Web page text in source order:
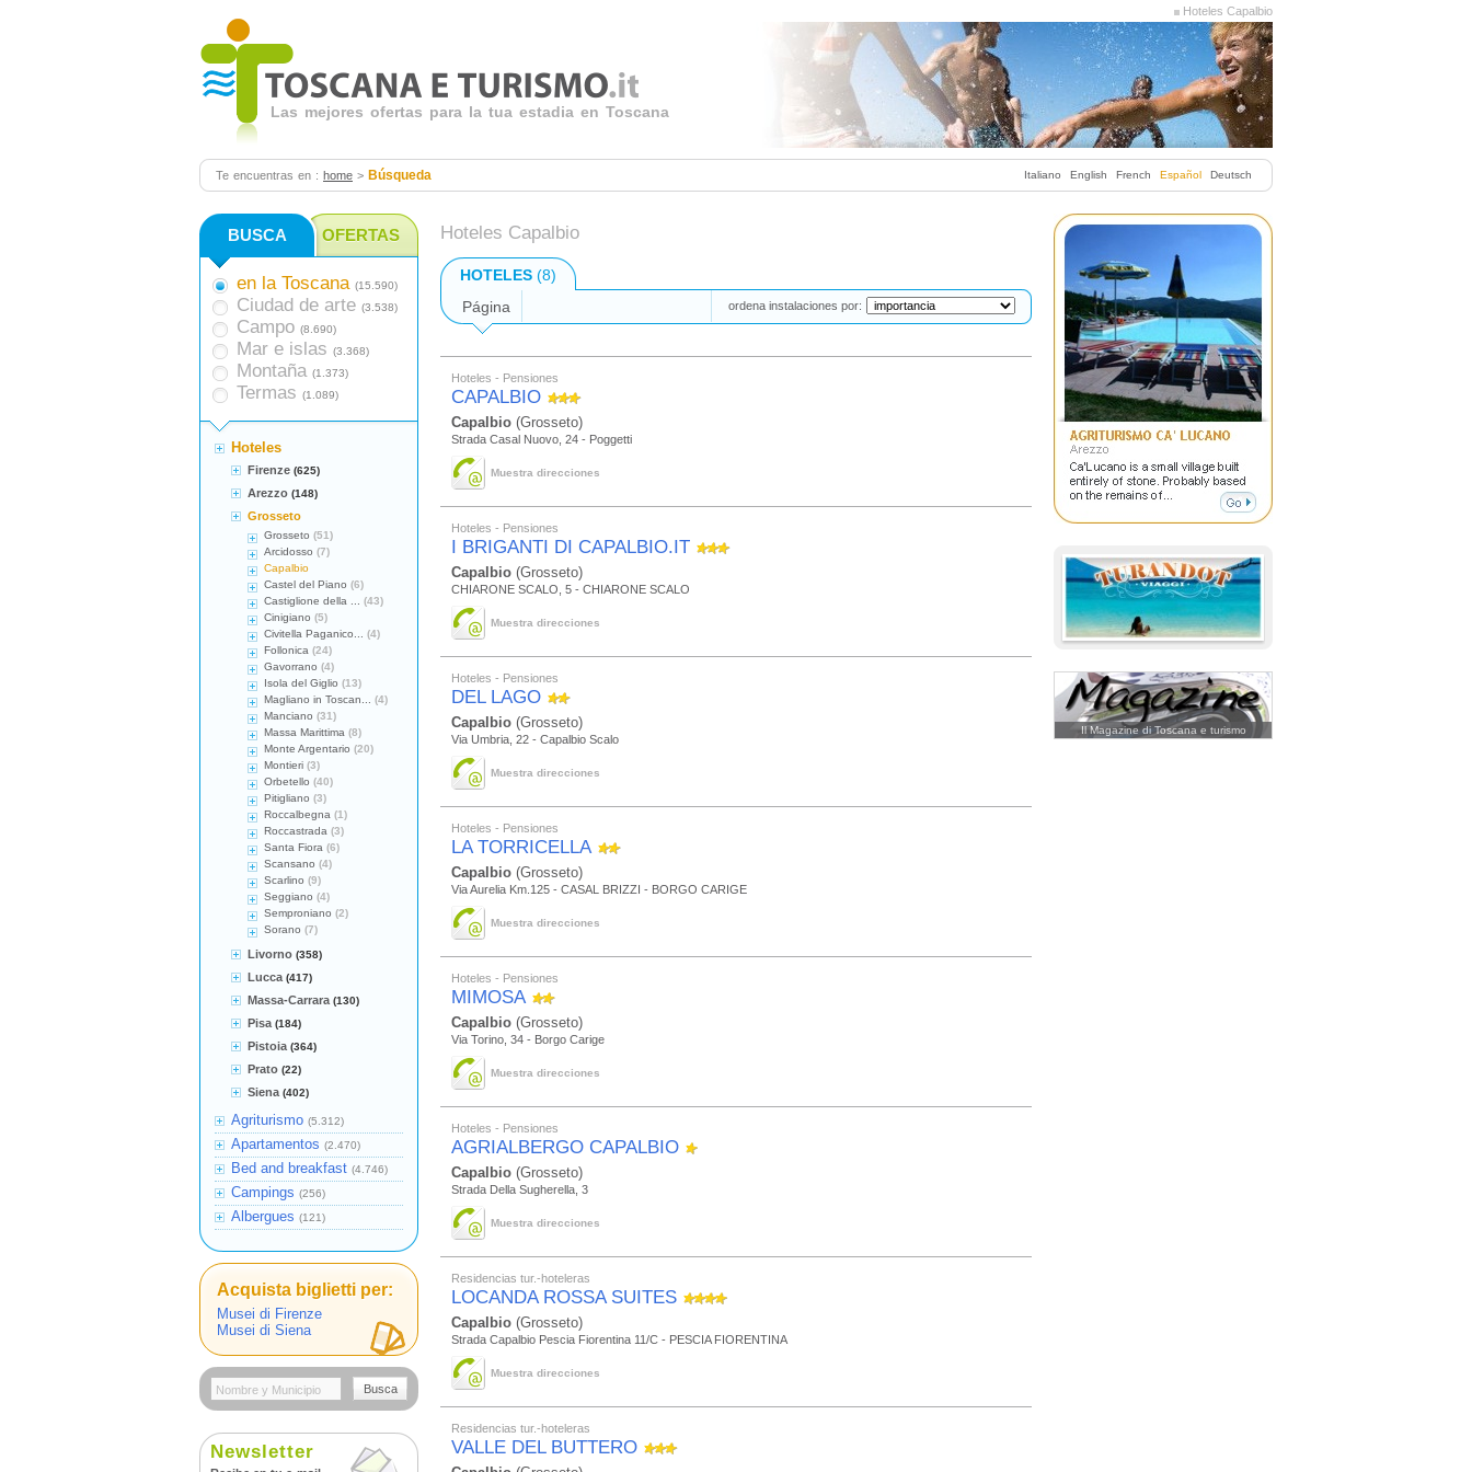
Hoteles Capalbio
Las mejores ofertas para la tua estadia en Toscana
Italiano English French Español Deutsch
Te encuentras en : home > Búsqueda
Hoteles Capalbio
HOTELES (8)
Página
ordena instalaciones por:
Hoteles - Pensiones
CAPALBIO
Capalbio (Grosseto)
Strada Casal Nuovo, 24 - Poggetti
Muestra direcciones
Hoteles - Pensiones
I BRIGANTI DI CAPALBIO.IT
Capalbio (Grosseto)
CHIARONE SCALO, 5 - CHIARONE SCALO
Muestra direcciones
Hoteles - Pensiones
DEL LAGO
Capalbio (Grosseto)
Via Umbria, 22 - Capalbio Scalo
Muestra direcciones
Hoteles - Pensiones
LA TORRICELLA
Capalbio (Grosseto)
Via Aurelia Km.125 - CASAL BRIZZI - BORGO CARIGE
Muestra direcciones
Hoteles - Pensiones
MIMOSA
Capalbio (Grosseto)
Via Torino, 34 - Borgo Carige
Muestra direcciones
Hoteles - Pensiones
AGRIALBERGO CAPALBIO
Capalbio (Grosseto)
Strada Della Sugherella, 3
Muestra direcciones
Residencias tur.-hoteleras
LOCANDA ROSSA SUITES
Capalbio (Grosseto)
Strada Capalbio Pescia Fiorentina 11/C - PESCIA FIORENTINA
Muestra direcciones
Residencias tur.-hoteleras
VALLE DEL BUTTERO
BUSCA OFERTAS
en la Toscana (15.590)
Ciudad de arte (3.538)
Campo (8.690)
Mar e islas (3.368)
Montaña (1.373)
Termas (1.089)
Hoteles
Firenze (625)
Arezzo (148)
Grosseto
Grosseto (51)
Arcidosso (7)
Capalbio
Castel del Piano (6)
Castiglione della ...
(43)
Cinigiano (5)
Civitella Paganico...
(4)
Follonica (24)
Gavorrano (4)
Isola del Giglio (13)
Magliano in Toscan...
(4)
Manciano (31)
Massa Marittima (8)
Monte Argentario (20)
Montieri (3)
Orbetello (40)
Pitigliano (3)
Roccalbegna (1)
Roccastrada (3)
Santa Fiora (6)
Scansano (4)
Scarlino (9)
Seggiano (4)
Semproniano (2)
Sorano (7)
Livorno (358)
Lucca (417)
Massa-Carrara (130)
Pisa (184)
Pistoia (364)
Prato (22)
Siena (402)
Agriturismo (5.312)
Apartamentos (2.470)
Bed and breakfast (4.746)
Campings (256)
Albergues (121)
Acquista biglietti per:
Musei di Firenze
Musei di Siena
Busca
Newsletter
Il Magazine di Toscana e turismo